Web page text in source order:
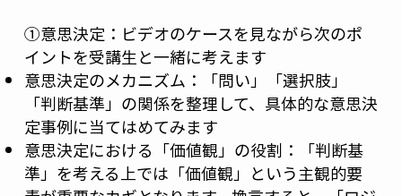
①意思決定：ビデオのケースを見ながら次のポ
イントを受講生と一緒に考えます
意思決定のメカニズム：「問い」「選択肢」
「判断基準」の関係を整理して、具体的な意思決
定事例に当てはめてみます
意思決定における「価値観」の役割：「判断基
準」を考える上では「価値観」という主観的要